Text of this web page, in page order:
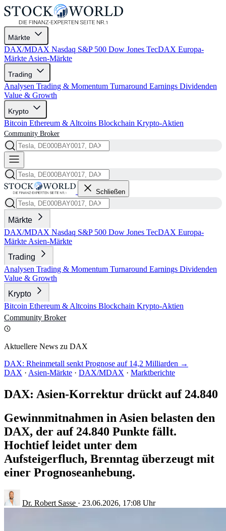
Märkte
DAX/MDAX Nasdaq S&P 500 Dow Jones TecDAX Europa-
Märkte Asien-Märkte
Trading
Analysen Trading & Momentum Turnaround Earnings Dividenden
Value & Growth
Krypto
Bitcoin Ethereum & Altcoins Blockchain Krypto-Aktien
Community Broker
Schließen
Märkte
DAX/MDAX Nasdaq S&P 500 Dow Jones TecDAX Europa-
Märkte Asien-Märkte
Trading
Analysen Trading & Momentum Turnaround Earnings Dividenden
Value & Growth
Krypto
Bitcoin Ethereum & Altcoins Blockchain Krypto-Aktien
Community Broker
Aktuellere News zu DAX
DAX: Rheinmetall senkt Prognose auf 14,2 Milliarden →
DAX · Asien-Märkte · DAX/MDAX · Marktberichte
DAX: Asien-Korrektur drückt auf 24.840
Gewinnmitnahmen in Asien belasten den
DAX, der auf 24.840 Punkte fällt.
Hochtief leidet unter dem
Aufsteigerfluch, Brenntag überzeugt mit
einer Prognoseanhebung.
Dr. Robert Sasse · 23.06.2026, 17:08 Uhr